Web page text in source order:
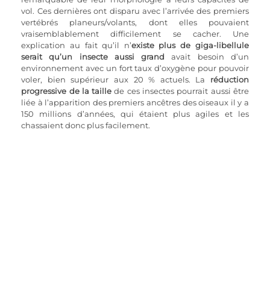
vol. Ces dernières ont disparu avec l’arrivée des premiers
vertébrés planeurs/volants, dont elles pouvaient
vraisemblablement difficilement se cacher. Une
explication au fait qu’il n’existe plus de giga-libellule
serait qu’un insecte aussi grand avait besoin d’un
environnement avec un fort taux d’oxygène pour pouvoir
voler, bien supérieur aux 20 % actuels. La réduction
progressive de la taille de ces insectes pourrait aussi être
liée à l’apparition des premiers ancêtres des oiseaux il y a
150 millions d’années, qui étaient plus agiles et les
chassaient donc plus facilement.